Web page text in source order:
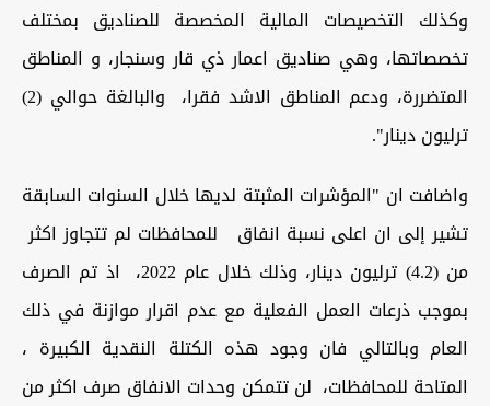
وكذلك التخصيصات المالية المخصصة للصناديق بمختلف
تخصصاتها، وهي صناديق اعمار ذي قار وسنجار، و المناطق
المتضررة، ودعم المناطق الاشد فقرا، والبالغة حوالي (2)
ترليون دينار".
واضافت ان "المؤشرات المثبتة لديها خلال السنوات السابقة
تشير إلى ان اعلى نسبة انفاق للمحافظات لم تتجاوز اكثر
من (4.2) ترليون دينار، وذلك خلال عام 2022، اذ تم الصرف
بموجب ذرعات العمل الفعلية مع عدم اقرار موازنة في ذلك
العام وبالتالي فان وجود هذه الكتلة النقدية الكبيرة ،
المتاحة للمحافظات، لن تتمكن وحدات الانفاق صرف اكثر من